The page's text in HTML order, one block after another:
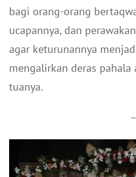
bagi orang-orang
ucapannya, dan
agar keturunannya
mengalirkan deras
tuanya.